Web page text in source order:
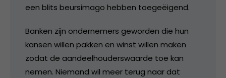
een blits beursimago hebben toegeëigend.
Banken zijn ondernemers geworden die hun
kansen willen pakken en winst willen maken
zodat de aandeelhouderswaarde toe kan
nemen. Niemand wil meer terug naar dat